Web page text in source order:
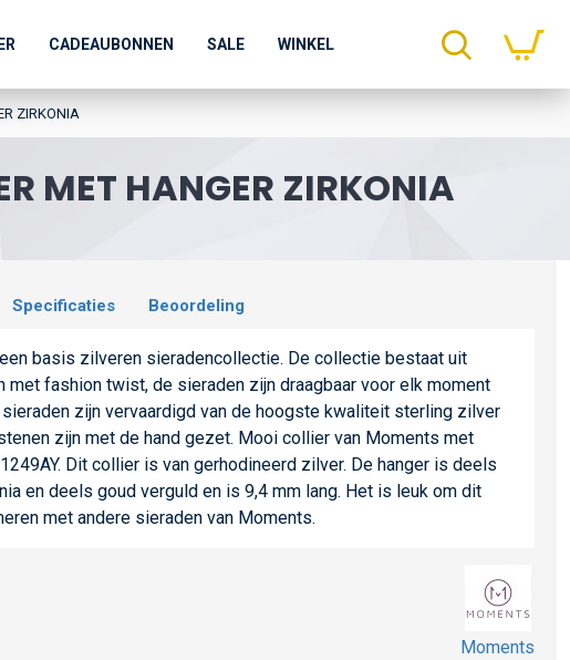
CADEAUBONNEN SALE WINKEL
ZIRKONIA
MET HANGER ZIRKONIA
Specificaties Beoordeling
basis zilveren sieradencollectie. De collectie bestaat uit
met fashion twist, de sieraden zijn draagbaar voor elk moment
sieraden zijn vervaardigd van de hoogste kwaliteit sterling zilver
zijn met de hand gezet. Mooi collier van Moments met
Dit collier is van gerhodineerd zilver. De hanger is deels
en deels goud verguld en is 9,4 mm lang. Het is leuk om dit
met andere sieraden van Moments.
Moments